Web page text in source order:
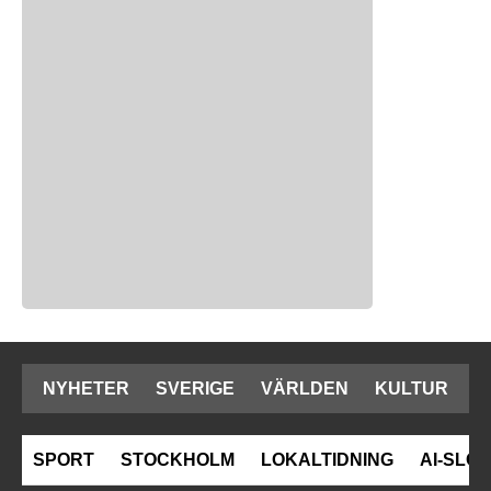
NYHETER SVERIGE VÄRLDEN KULTUR
SPORT STOCKHOLM LOKALTIDNING AI-SLOP